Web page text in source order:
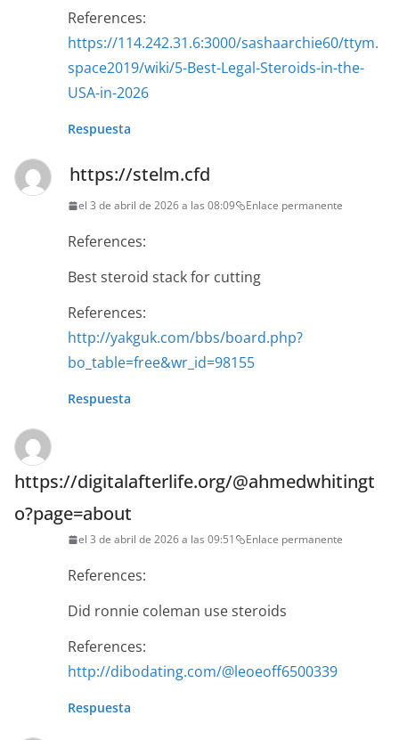
References:
https://114.242.31.6:3000/sashaarchie60/ttym.
space2019/wiki/5-Best-Legal-Steroids-in-the-
USA-in-2026
Respuesta
https://stelm.cfd
el 3 de abril de 2026 a las 08:09 Enlace permanente
References:
Best steroid stack for cutting
References:
http://yakguk.com/bbs/board.php?
bo_table=free&wr_id=98155
Respuesta
https://digitalafterlife.org/@ahmedwhitingt
o?page=about
el 3 de abril de 2026 a las 09:51 Enlace permanente
References:
Did ronnie coleman use steroids
References:
http://dibodating.com/@leoeoff6500339
Respuesta